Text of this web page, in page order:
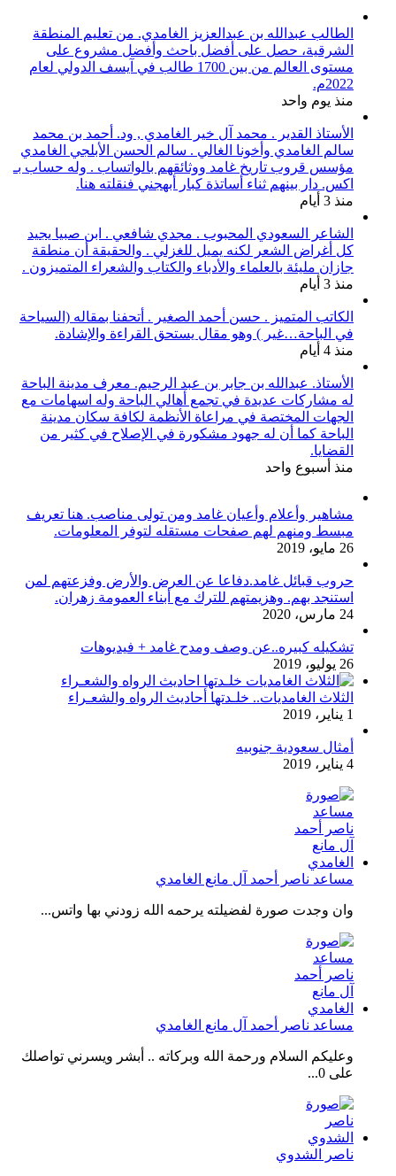
الطالب عبدالله بن عبدالعزيز الغامدي. من تعليم المنطقة
الشرقية، حصل على أفضل باحث وأفضل مشروع على
مستوى العالم من بين 1700 طالب في آيسف الدولي لعام
2022م.
منذ يوم واحد
الأستاذ القدير . محمد آل خير الغامدي , ود. أحمد بن محمد
سالم الغامدي وأخونا الغالي . سالم الحسن الأبلجي الغامدي
مؤسس قروب تاريخ غامد ووثائقهم بالواتساب . وله حساب بـ
اكس. دار بينهم ثناء أساتذة كبار أبهجني فنقلته هنا.
منذ 3 أيام
الشاعر السعودي المحبوب . مجدي شافعي . ابن صبيا يجيد
كل أغراض الشعر لكنه يميل للغزلي . والحقيقة أن منطقة
جازان مليئة بالعلماء والأدباء والكتاب والشعراء المتميزون .
منذ 3 أيام
الكاتب المتميز . حسن أحمد الصغير . أتحفنا بمقاله (السياحة
في الباحة…غير ) وهو مقال يستحق القراءة والإشادة.
منذ 4 أيام
الأستاذ. عبدالله بن جابر بن عبد الرحيم. معرف مدينة الباحة
له مشاركات عديدة في تجمع أهالي الباحة وله اسهامات مع
الجهات المختصة في مراعاة الأنظمة لكافة سكان مدينة
الباحة كما أن له جهود مشكورة في الإصلاح في كثير من
القضايا.
منذ أسبوع واحد
مشاهير وأعلام وأعيان غامد ومن تولى مناصب. هنا تعريف
مبسط ومنهم لهم صفحات مستقله لتوفر المعلومات.
26 مايو، 2019
حروب قبائل غامد.دفاعا عن العرض والأرض وفزعتهم لمن
استنجد بهم. وهزيمتهم للترك مع أبناء العمومة زهران.
24 مارس، 2020
تشكيله كبيره..عن وصف ومدح غامد + فيديوهات
26 يوليو، 2019
الثلاث الغامديات.. خلـدتها أحاديث الرواه والشعـراء
1 يناير، 2019
أمثال سعودية جنوبيه
4 يناير، 2019
مساعد ناصر أحمد آل مانع الغامدي
وان وجدت صورة لفضيلته يرحمه الله زودني بها واتس...
مساعد ناصر أحمد آل مانع الغامدي
وعليكم السلام ورحمة الله وبركاته .. أبشر ويسرني تواصلك
على 0...
ناصر الشدوي